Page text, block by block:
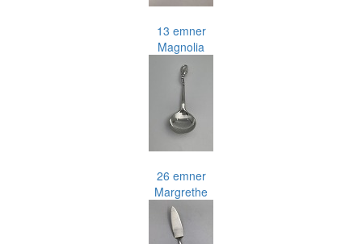
13 emner
Magnolia
26 emner
Margrethe